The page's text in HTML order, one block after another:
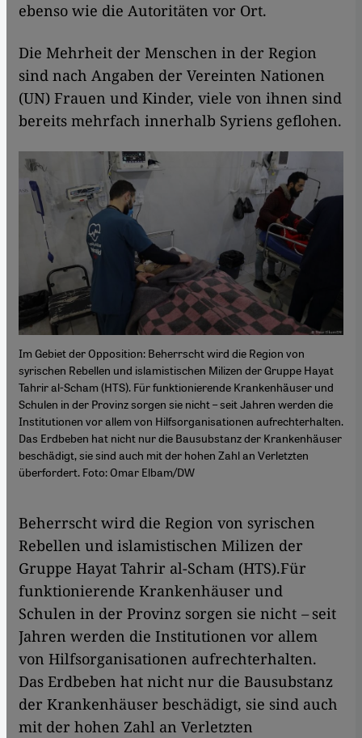
ebenso wie die Autoritäten vor Ort.
Die Mehrheit der Menschen in der Region
sind nach Angaben der Vereinten Nationen
(UN) Frauen und Kinder, viele von ihnen sind
bereits mehrfach innerhalb Syriens geflohen.
Im Gebiet der Opposition: Beherrscht wird die Region von
syrischen Rebellen und islamistischen Milizen der Gruppe Hayat
Tahrir al-Scham (HTS). Für funktionierende Krankenhäuser und
Schulen in der Provinz sorgen sie nicht – seit Jahren werden die
Institutionen vor allem von Hilfsorganisationen aufrechterhalten.
Das Erdbeben hat nicht nur die Bausubstanz der Krankenhäuser
beschädigt, sie sind auch mit der hohen Zahl an Verletzten
überfordert. Foto: Omar Elbam/DW
Beherrscht wird die Region von syrischen
Rebellen und islamistischen Milizen der
Gruppe Hayat Tahrir al-Scham (HTS).Für
funktionierende Krankenhäuser und
Schulen in der Provinz sorgen sie nicht –seit
Jahren werden die Institutionen vor allem
von Hilfsorganisationen aufrechterhalten.
Das Erdbeben hat nicht nur die Bausubstanz
der Krankenhäuser beschädigt, sie sind auch
mit der hohen Zahl an Verletzten